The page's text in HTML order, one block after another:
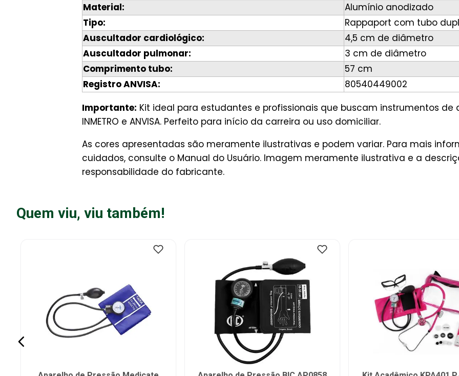
Material:
Alumínio anodizado
Tipo:
Rappaport com tubo
Auscultador cardiológico:
4,5 cm de diâmetro
Auscultador pulmonar:
3 cm de diâmetro
Comprimento tubo:
57 cm
Registro ANVISA:
80540449002
Importante: Kit ideal para estudantes e profissionais que buscam instrumentos
INMETRO e ANVISA. Perfeito para início da carreira ou uso domiciliar.
As cores apresentadas são meramente ilustrativas e podem variar. Para mais
cuidados, consulte o Manual do Usuário. Imagem meramente ilustrativa e a
responsabilidade do fabricante.
Quem viu, viu também!